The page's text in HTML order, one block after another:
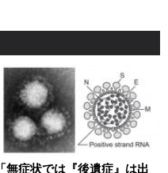
「無症状では『後遺症』は出